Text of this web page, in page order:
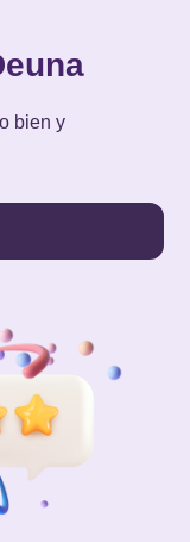
bien y